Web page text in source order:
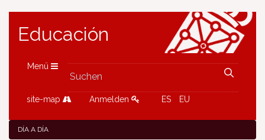
Educación
Menü
site-map Anmelden ES EU
DÍA A DÍA